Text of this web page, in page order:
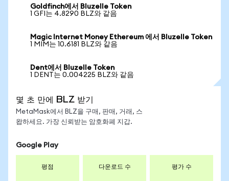
Goldfinch에서 Bluzelle Token
1 GFI는 4.8290 BLZ와 같음
Magic Internet Money Ethereum 에서 Bluzelle Token
1 MIM는 10.6181 BLZ와 같음
Dent에서 Bluzelle Token
1 DENT는 0.004225 BLZ와 같음
몇 초 만에 BLZ 받기
MetaMask에서 BLZ을 구매, 판매, 거래, 스
왑하세요. 가장 신뢰받는 암호화폐 지갑.
Google Play
평점 다운로드 수 평가 수